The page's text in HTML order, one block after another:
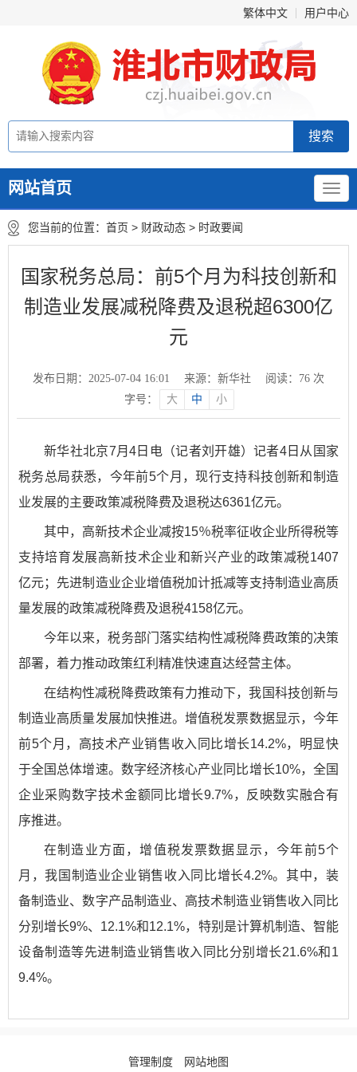
繁体中文 用户中心
网站首页
您当前的位置： 首页 > 财政动态 > 时政要闻
国家税务总局：前5个月为科技创新和
制造业发展减税降费及退税超6300亿
元
发布日期：2025-07-04 16:01 来源：新华社 阅读： 76 次
字号：
大 中 小
新华社北京7月4日电（记者刘开雄）记者4日从国家
税务总局获悉，今年前5个月，现行支持科技创新和制造
业发展的主要政策减税降费及退税达6361亿元。
其中，高新技术企业减按15％税率征收企业所得税等
支持培育发展高新技术企业和新兴产业的政策减税1407
亿元；先进制造业企业增值税加计抵减等支持制造业高质
量发展的政策减税降费及退税4158亿元。
今年以来，税务部门落实结构性减税降费政策的决策
部署，着力推动政策红利精准快速直达经营主体。
在结构性减税降费政策有力推动下，我国科技创新与
制造业高质量发展加快推进。增值税发票数据显示，今年
前5个月，高技术产业销售收入同比增长14.2%，明显快
于全国总体增速。数字经济核心产业同比增长10%，全国
企业采购数字技术金额同比增长9.7%，反映数实融合有
序推进。
在制造业方面，增值税发票数据显示，今年前5个
月，我国制造业企业销售收入同比增长4.2%。其中，装
备制造业、数字产品制造业、高技术制造业销售收入同比
分别增长9%、12.1%和12.1%，特别是计算机制造、智能
设备制造等先进制造业销售收入同比分别增长21.6%和1
9.4%。
管理制度 网站地图